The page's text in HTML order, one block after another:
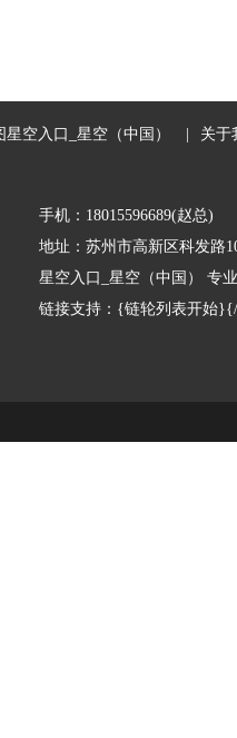
星空入口_星空（中国） 关于
手机：18015596689(赵总)
地址：苏州市高新区科发路
星空入口_星空（中国） 专
链接支持：{链轮列表开始